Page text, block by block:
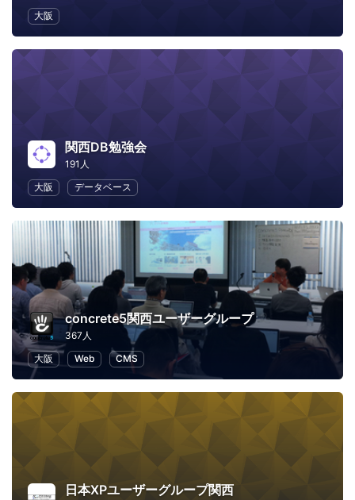
大阪
関西DB勉強会
191人
大阪
データベース
concrete5関西ユーザーグループ
367人
大阪
Web CMS
日本XPユーザーグループ関西